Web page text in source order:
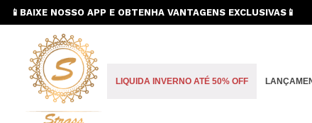
📱BAIXE NOSSO APP E OBTENHA VANTAGENS EXCLUSIVAS📱
LIQUIDA INVERNO ATÉ 50% OFF